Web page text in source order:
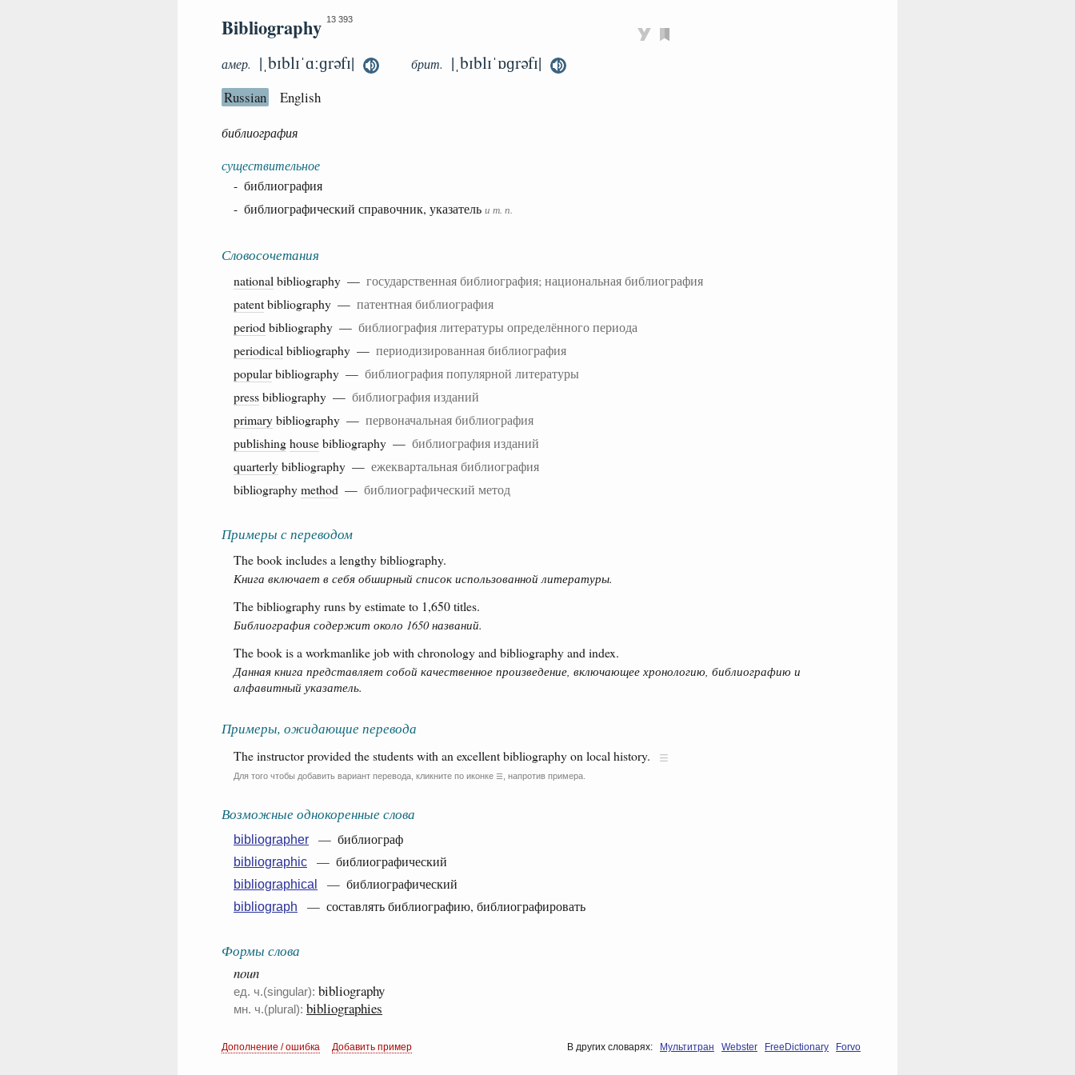
Bibliography 13 393
амер. |ˌbɪblɪˈɑːɡrəfɪ| брит. |ˌbɪblɪˈɒɡrəfɪ|
Russian English
библиография
существительное
- библиография
- библиографический справочник, указатель и т. п.
Словосочетания
national bibliography — государственная библиография; национальная библиография
patentbibliography — патентная библиография
period bibliography — библиография литературы определённого периода
periodical bibliography — периодизированная библиография
popularbibliography — библиография популярной литературы
pressbibliography — библиография изданий
primarybibliography — первоначальная библиография
publishinghousebibliography — библиография изданий
quarterlybibliography — ежеквартальная библиография
bibliographymethod — библиографический метод
Примеры с переводом
The book includes a lengthy bibliography.
Книга включает в себя обширный список использованной литературы.
The bibliography runs by estimate to 1,650 titles.
Библиография содержит около 1650 названий.
The book is a workmanlike job with chronology and bibliography and index.
Данная книга представляет собой качественное произведение, включающее хронологию, библиографию и
алфавитный указатель.
Примеры, ожидающие перевода
The instructor provided the students with an excellent bibliography on local history.
Для того чтобы добавить вариант перевода, кликните по иконке ☰ , напротив примера.
Возможные однокоренные слова
bibliographer — библиограф
bibliographic — библиографический
bibliographical — библиографический
bibliograph — составлять библиографию, библиографировать
Формы слова
noun
ед. ч.(singular): bibliography
мн. ч.(plural): bibliographies
Дополнение / ошибка Добавить пример В других словарях: Мультитран Webster FreeDictionary Forvo